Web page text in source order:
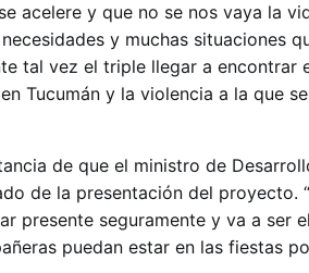
acelere y que no se nos vaya la
y muchas situaciones
tal vez el triple llegar a encontrar
Tucumán y la violencia a la que
de que el ministro de
de la presentación del proyecto.
presente seguramente y va a ser
puedan estar en las fiestas